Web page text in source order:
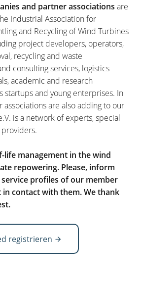
and partner associations are
Industrial Association for
and Recycling of Wind Turbines
project developers, operators,
recycling and waste
consulting services, logistics
academic and research
startups and young enterprises. In
are also adding to our
is a network of experts, special
life management in the wind
repowering. Please, inform
profiles of our member
in contact with them. We thank
registrieren